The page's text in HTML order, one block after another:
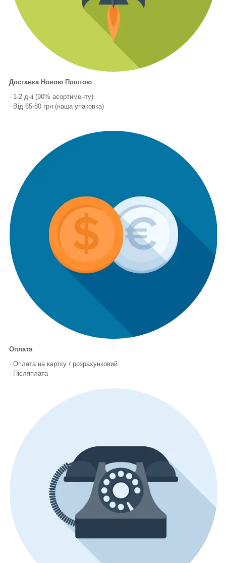
Доставка Новою Поштою
· 1-2 дні (90% асортименту)
· Від 65-80 грн (наша упаковка)
Оплата
· Оплата на картку / розрахунковий
· Післяплата